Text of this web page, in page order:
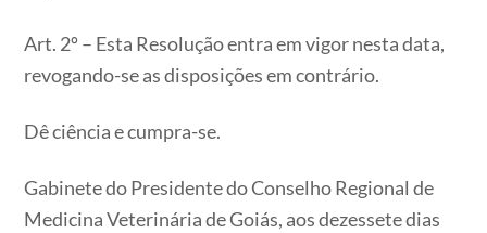
Art. 2º – Esta Resolução entra em vigor nesta data,
revogando-se as disposições em contrário.
Dê ciência e cumpra-se.
Gabinete do Presidente do Conselho Regional de
Medicina Veterinária de Goiás, aos dezessete dias